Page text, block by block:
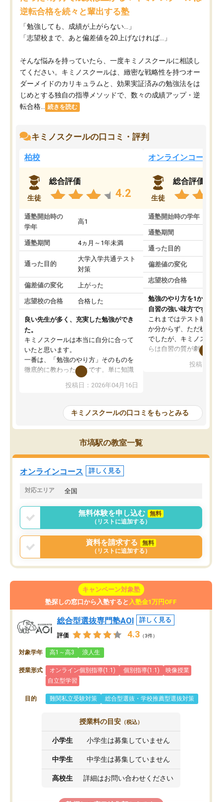
逆転合格を続々と輩出する塾
「勉強しても、成績が上がらない…」
「志望校まで、あと偏差値を20上げなければ…」
そんな悩みを持っていたら、一度キミノスクールに相談し
てください。キミノスクールは、緻密な戦略性を持つオー
ダーメイドのカリキュラムと、効果実証済みの勉強法をは
じめとする独自の指導メソッドで、数々の成績アップ・逆
転合格...
続きを読む
キミノスクールの口コミ・評判
柏校
生徒
総合評価
4.2
通塾開始時の
学年
高1
通塾期間 4ヵ月～1年未満
通った目的
大学入学共通テスト
対策
偏差値の変化 上がった
志望校の合格 合格した
良い先生が多く、充実した勉強ができ
た。
キミノスクールは本当に自分に合って
いたと思います。
一番は、「勉強のやり方」そのものを
徹底的に教わったことです。単に知識
を詰め込むのではなく、自学自習の習
慣が身につくよう並走してくれるの
はなくなりました。
講師の方との距離も近く、親身なコー
チングのおかげで、停滞期もモチベー
ションを維持できました。「やらされ
る勉強」から「目標のための勉強」へ
意識が変わったことが、目標校への合
投稿日：2026年04月16日
オンラインコース
生徒
総合評価
通塾開始時の学年
通塾期間
通った目的
偏差値の変化
志望校の合格
勉強のやり方を1から教
自習の強い味方です。
これまではテスト前に何
か分からず、ただ机に座
でしたが、キミノスクー
らは自習の質が劇的に変
を明確にしてくれるの
の仕方をコーチングして
ルなので、家での学習習
身につきました。結果と
た。自分から学ぶ姿勢を
投稿日：
キミノスクールの口コミをもっとみる
市塙駅の教室一覧
オンラインコース 詳しく見る
対応エリア 全国
無料体験を申し込む
無料
（リストに追加する）
資料を請求する
無料
（リストに追加する）
キャンペーン対象塾
塾探しの窓口から入塾すると 入塾金1万円OFF
総合型選抜専門塾AOI 詳しく見る
評価 4.3 （3件）
対象学年 高1～高3 浪人生
授業形式 オンライン個別指導(1:1) 個別指導(1:1)
映像授業
自立型学習
目的 難関私立受験対策 総合型選抜・学校推薦型選抜対策
授業料の目安 （税込）
小学生 小学生は募集していません
中学生 中学生は募集していません
高校生 詳細はお問い合わせください